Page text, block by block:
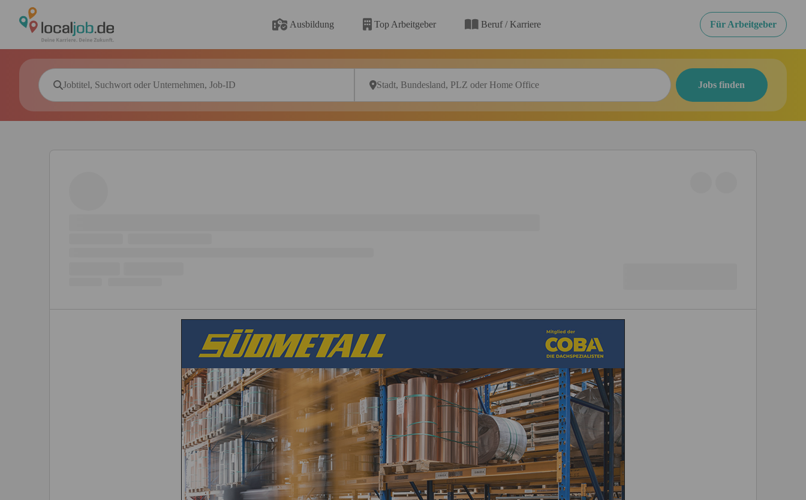
Ausbildung Top Arbeitgeber Beruf / Karriere Für Arbeitgeber
Jobs finden